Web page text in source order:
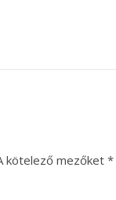
kötelező mezőket *